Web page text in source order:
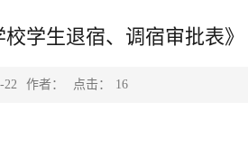
学生退宿、调宿审批表》
22 作者： 点击： 16